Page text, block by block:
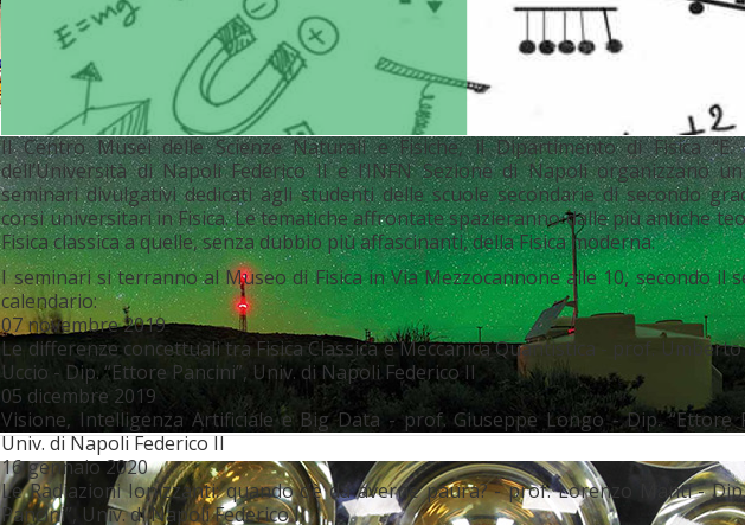
Il Centro Musei delle Scienze Naturali e Fisiche, il Dipartimento di Fisica “E.
dell’Università di Napoli Federico II e l’INFN Sezione di Napoli organizzano
seminari divulgativi dedicati agli studenti delle scuole secondarie di secondo
corsi universitari in Fisica. Le tematiche affrontate spazieranno dalle più antiche
Fisica classica a quelle, senza dubbio più affascinanti, della Fisica moderna.
I seminari si terranno al Museo di Fisica in Via Mezzocannone alle 10, secondo il
calendario:
07 novembre 2019
Le differenze concettuali tra Fisica Classica e Meccanica Quantistica - prof.
Uccio - Dip. “Ettore Pancini”, Univ. di Napoli Federico II
05 dicembre 2019
Visione, Intelligenza Artificiale e Big Data - prof. Giuseppe Longo - Dip. “Ettore
Univ. di Napoli Federico II
16 gennaio 2020
Le Radiazioni Ionizzanti: quando c’è da averne paura? - prof. Lorenzo Manti -
Pancini”, Univ. di Napoli Federico II